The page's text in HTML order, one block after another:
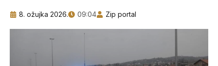
8. ožujka 2026. 09:04 Zip portal